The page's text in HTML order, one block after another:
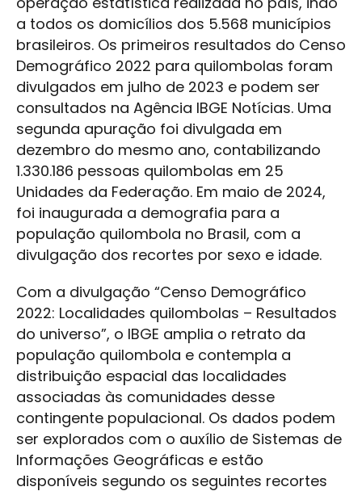
a todos os domicílios dos 5.568 municípios
brasileiros. Os primeiros resultados do Censo
Demográfico 2022 para quilombolas foram
divulgados em julho de 2023 e podem ser
consultados na Agência IBGE Notícias. Uma
segunda apuração foi divulgada em
dezembro do mesmo ano, contabilizando
1.330.186 pessoas quilombolas em 25
Unidades da Federação. Em maio de 2024,
foi inaugurada a demografia para a
população quilombola no Brasil, com a
divulgação dos recortes por sexo e idade.
Com a divulgação “Censo Demográfico
2022: Localidades quilombolas – Resultados
do universo”, o IBGE amplia o retrato da
população quilombola e contempla a
distribuição espacial das localidades
associadas às comunidades desse
contingente populacional. Os dados podem
ser explorados com o auxílio de Sistemas de
Informações Geográficas e estão
disponíveis segundo os seguintes recortes